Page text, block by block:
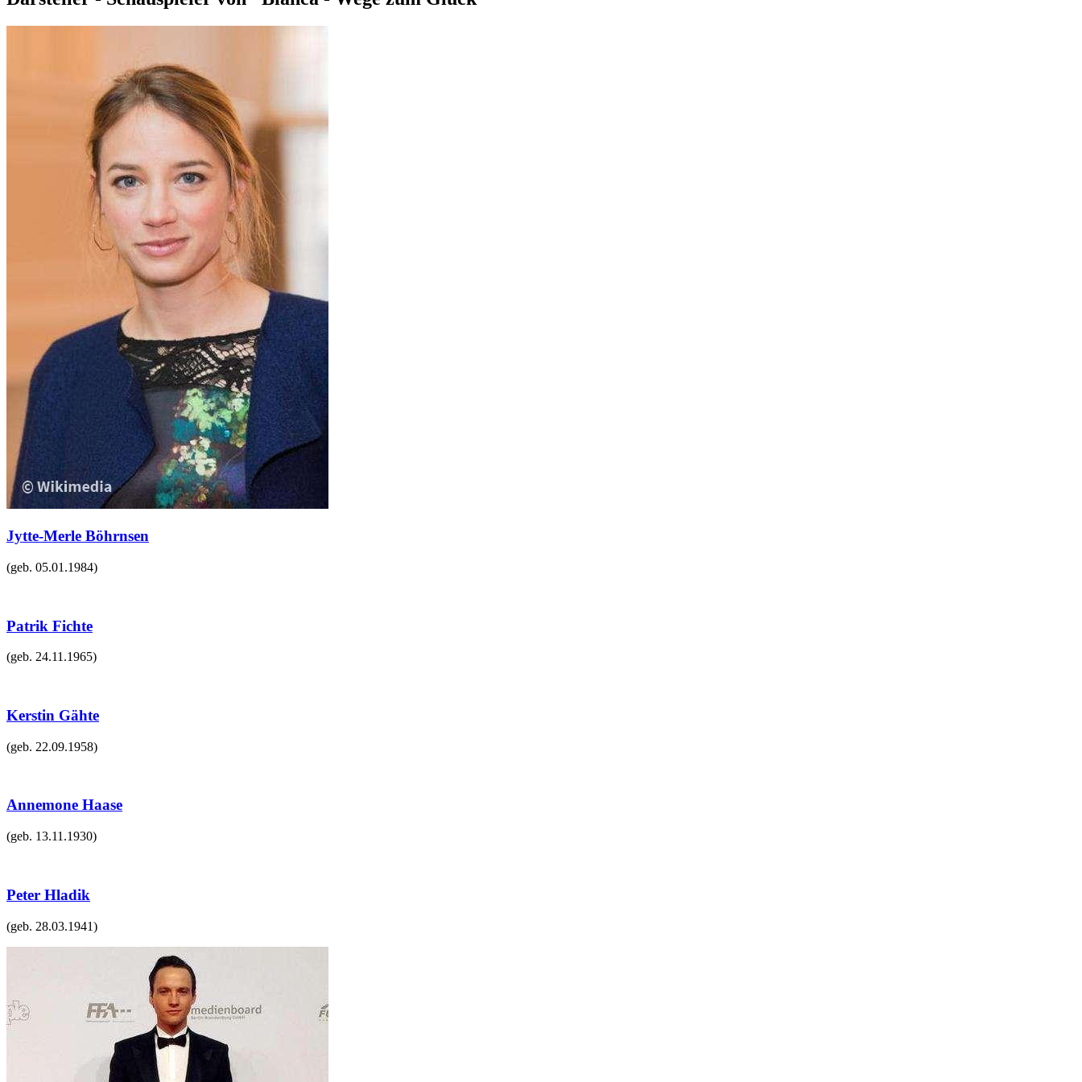
Jytte-Merle Böhrnsen
(geb. 05.01.1984)
Patrik Fichte
(geb. 24.11.1965)
Kerstin Gähte
(geb. 22.09.1958)
Annemone Haase
(geb. 13.11.1930)
Peter Hladik
(geb. 28.03.1941)